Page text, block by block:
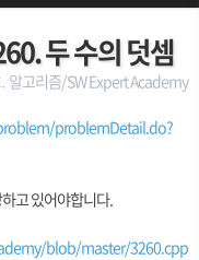
두 수의 덧셈
알고리즘/SW Expert Academy
problemDetail.do?
고 있어야합니다.
blob/master/3260.cpp